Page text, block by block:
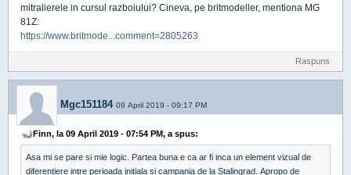
mitralierele in cursul razboiului? Cineva, pe britmodeller, mentiona MG
81Z:
https://www.britmode...comment=2805263
Raspuns
Mgc151184 09 April 2019 - 09:17 PM
Finn, la 09 April 2019 - 07:54 PM, a spus:
Asa mi se pare si mie logic. Partea buna e ca ar fi inca un element vizual de
diferentiere intre perioada initiala si campania de la Stalingrad. Apropo de